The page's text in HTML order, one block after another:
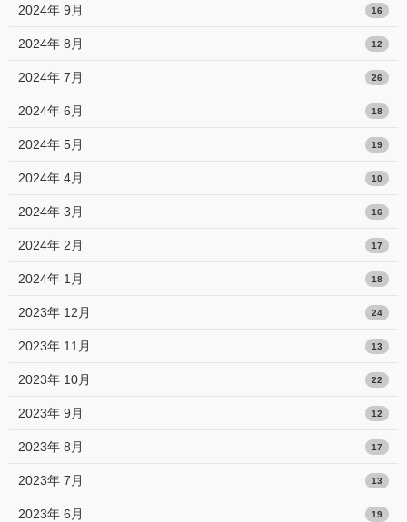
2024年 9月 16
2024年 8月 12
2024年 7月 26
2024年 6月 18
2024年 5月 19
2024年 4月 10
2024年 3月 16
2024年 2月 17
2024年 1月 18
2023年 12月 24
2023年 11月 13
2023年 10月 22
2023年 9月 12
2023年 8月 17
2023年 7月 13
2023年 6月 19